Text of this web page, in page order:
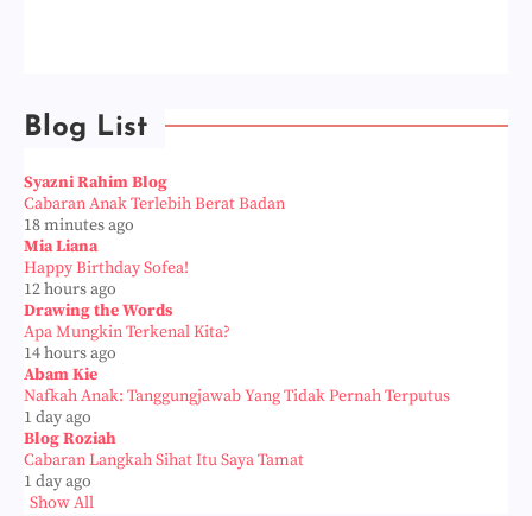
Blog List
Syazni Rahim Blog
Cabaran Anak Terlebih Berat Badan
18 minutes ago
Mia Liana
Happy Birthday Sofea!
12 hours ago
Drawing the Words
Apa Mungkin Terkenal Kita?
14 hours ago
Abam Kie
Nafkah Anak: Tanggungjawab Yang Tidak Pernah Terputus
1 day ago
Blog Roziah
Cabaran Langkah Sihat Itu Saya Tamat
1 day ago
Show All